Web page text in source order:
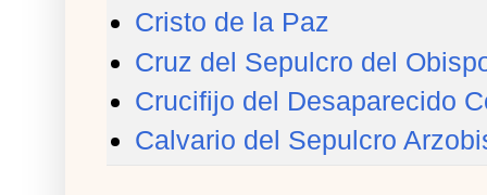
Cristo de la Paz
Cruz del Sepulcro del
Crucifijo del Desaparecido
Calvario del Sepulcro